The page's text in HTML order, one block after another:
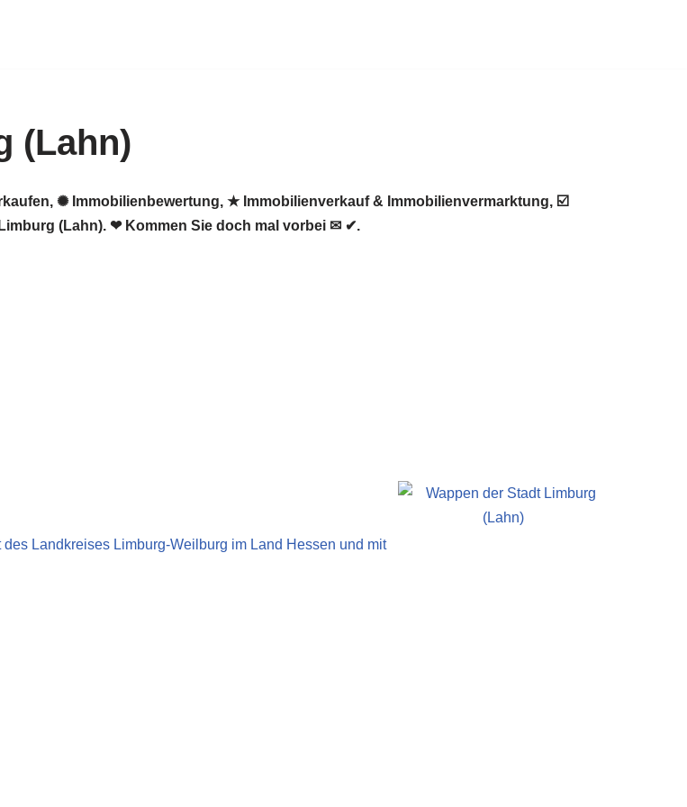
(Lahn)
✺ Immobilienbewertung, ★ Immobilienverkauf & Immobilienvermarktung, ☑️
(Lahn). ❤ Kommen Sie doch mal vorbei ✉ ✔.
des Landkreises Limburg-Weilburg im Land Hessen und mit